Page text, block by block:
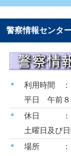
警察情報センタ
利用時間 ：
平日 午前８
休日 ：
土曜日及び日
場所 ：